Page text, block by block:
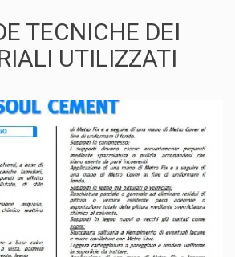
TECNICHE DEI
UTILIZZATI